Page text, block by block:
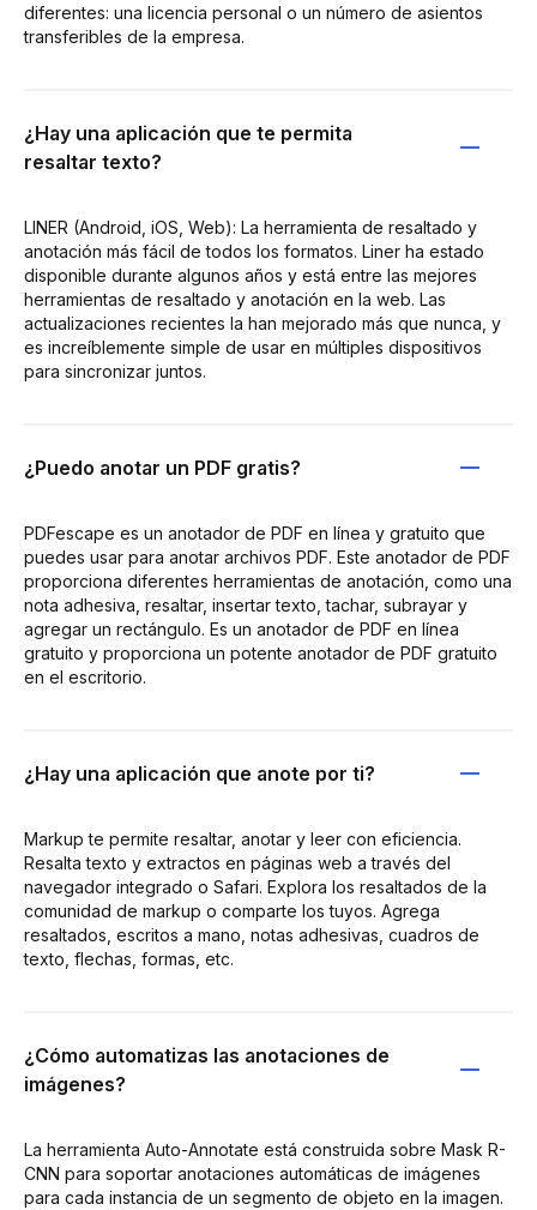
diferentes: una licencia personal o un número de asientos
transferibles de la empresa.
¿Hay una aplicación que te permita
resaltar texto?
LINER (Android, iOS, Web): La herramienta de resaltado y
anotación más fácil de todos los formatos. Liner ha estado
disponible durante algunos años y está entre las mejores
herramientas de resaltado y anotación en la web. Las
actualizaciones recientes la han mejorado más que nunca, y
es increíblemente simple de usar en múltiples dispositivos
para sincronizar juntos.
¿Puedo anotar un PDF gratis?
PDFescape es un anotador de PDF en línea y gratuito que
puedes usar para anotar archivos PDF. Este anotador de PDF
proporciona diferentes herramientas de anotación, como una
nota adhesiva, resaltar, insertar texto, tachar, subrayar y
agregar un rectángulo. Es un anotador de PDF en línea
gratuito y proporciona un potente anotador de PDF gratuito
en el escritorio.
¿Hay una aplicación que anote por ti?
Markup te permite resaltar, anotar y leer con eficiencia.
Resalta texto y extractos en páginas web a través del
navegador integrado o Safari. Explora los resaltados de la
comunidad de markup o comparte los tuyos. Agrega
resaltados, escritos a mano, notas adhesivas, cuadros de
texto, flechas, formas, etc.
¿Cómo automatizas las anotaciones de
imágenes?
La herramienta Auto-Annotate está construida sobre Mask R-
CNN para soportar anotaciones automáticas de imágenes
para cada instancia de un segmento de objeto en la imagen.